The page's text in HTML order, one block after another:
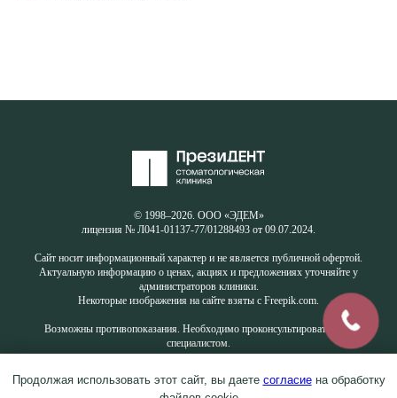
Продолжая использовать этот сайт, вы даете согласиена обработку
© 1998–2026. ООО «ЭДЕМ»
лицензия № Л041-01137-77/01288493 от 09.07.2024.
Сайт носит информационный характер и не является публичной офертой.
Актуальную информацию о ценах, акциях и предложениях уточняйте у
администраторов клиники.
Некоторые изображения на сайте взяты с Freepik.com.
Возможны противопоказания. Необходимо проконсультироваться со
специалистом.